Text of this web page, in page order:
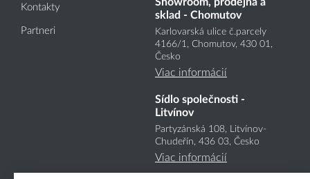
Kontakty
Partneri
sklad - Chomutov
Karlovarská ulice č.parcely
4166/1, Chomutov, 430 01,
Česko
Viac informácií
Sídlo společnosti -
Litvínov
Partyzánská 108, Litvínov-
Chudeřín, 436 03, Česko
Viac informácií